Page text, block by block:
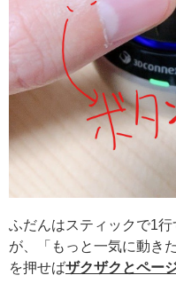
ふだんはスティックで1
が、「もっと一気に動き
を押せばザクザクとペー